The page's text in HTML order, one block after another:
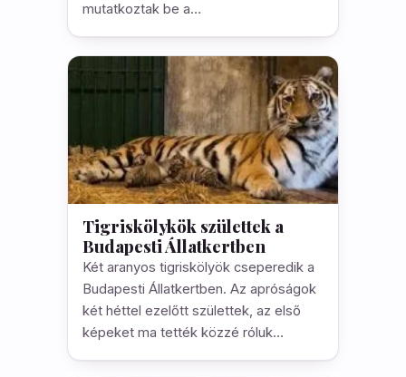
mutatkoztak be a…
Tigriskölykök születtek a
Budapesti Állatkertben
Két aranyos tigriskölyök cseperedik a
Budapesti Állatkertben. Az apróságok
két héttel ezelőtt születtek, az első
képeket ma tették közzé róluk…